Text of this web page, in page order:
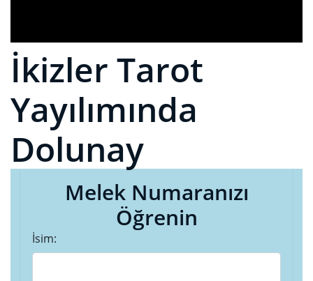
İkizler Tarot
Yayılımında
Dolunay
Melek Numaranızı
Öğrenin
İsim: